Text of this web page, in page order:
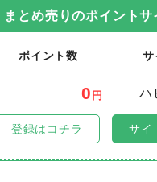
まとめ売りのポイントサ
ポイント数 サ
0 円
ハ
登録はコチラ サイ